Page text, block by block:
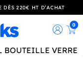
DÈS 220€ HT D’ACHAT
0